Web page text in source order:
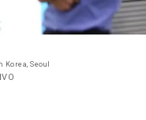
Korea, Seoul